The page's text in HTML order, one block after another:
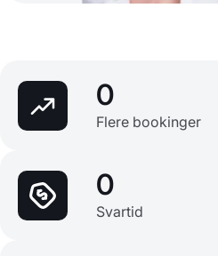
0
Flere bookinger
0
Svartid